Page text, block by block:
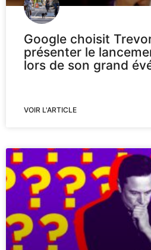
Google choisit
présenter le
lors de son grand
VOIR L'ARTICLE